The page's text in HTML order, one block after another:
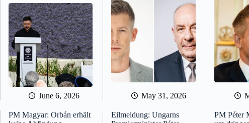
June 6, 2026 May 31, 2026
PM Magyar: Orbán erhält
Eilmeldung: Ungarns
PM Péter